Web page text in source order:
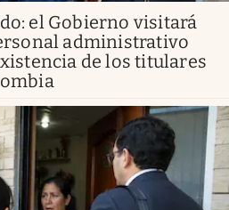
el Gobierno visitará
administrativo
de los titulares